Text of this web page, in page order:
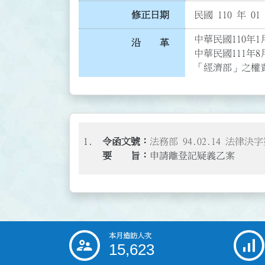
修正日期 民國 110 年
沿 革
中華民國110年1
中華民國111年8
「經濟部」之
1.
法務部 94.02.14 法律決字
申請離登記疑義乙案
::: 本月造訪人次
15,623